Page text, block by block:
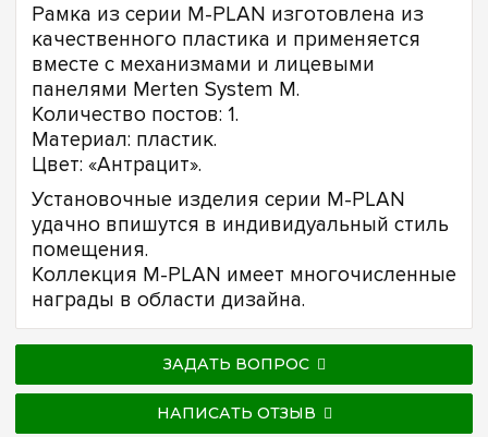
Рамка из серии M-PLAN изготовлена из
качественного пластика и применяется
вместе с механизмами и лицевыми
панелями Merten System M.
Количество постов: 1.
Материал: пластик.
Цвет: «Антрацит».
Установочные изделия серии M-PLAN
удачно впишутся в индивидуальный стиль
помещения.
Коллекция M-PLAN имеет многочисленные
награды в области дизайна.
ЗАДАТЬ ВОПРОС
НАПИСАТЬ ОТЗЫВ